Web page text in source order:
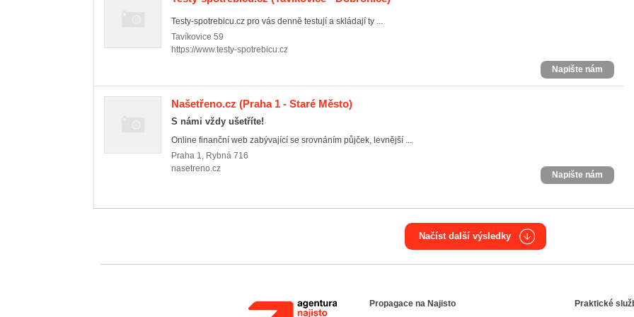
Testy-spotrebicu.cz pro vás denně testují a skládají ty ...
Tavíkovice 59
https://www.testy-spotrebicu.cz
Napište nám
Našetřeno.cz (Praha 1 - Staré Město)
S námi vždy ušetříte!
Online finanční web zabývající se srovnáním půjček, levnější ...
Praha 1, Rybná 716
nasetreno.cz
Napište nám
Načíst další výsledky
Agentura NajistoPropagace na Najisto Praktické